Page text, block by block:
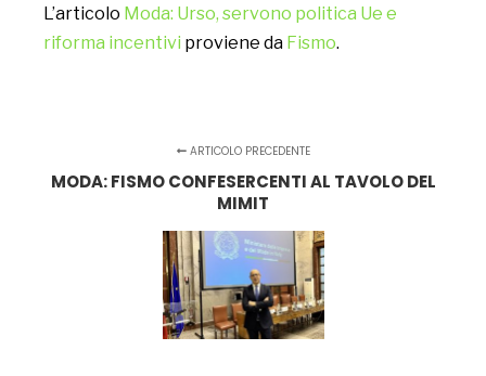
L’articolo Moda: Urso, servono politica Ue e
riforma incentivi proviene da Fismo.
ARTICOLO PRECEDENTE
MODA: FISMO CONFESERCENTI AL TAVOLO DEL
MIMIT